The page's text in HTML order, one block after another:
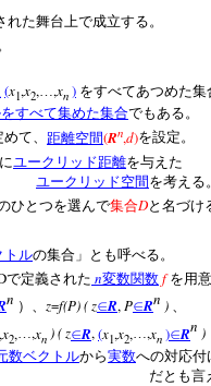
れた舞台上で成立する。
(x1,x2, ,xn ) をすべてあつめた集
すべて集めた集合でもある。
て、 距離空間(Rn,d)を設定。
にユークリッド距離を与えた
ユークリッド空間 を考える
ひとつを選んで集合Dと名づけ
トルの集合」とも呼べる。
で定義された n変数関数 f を用
n ）、 z=f(P) ( z∈R,P∈Rn ) 、
,x2,…,xn ) ( z∈R,(x1,x2,…,xn )∈Rn )
数ベクトルから実数への対応付
える。